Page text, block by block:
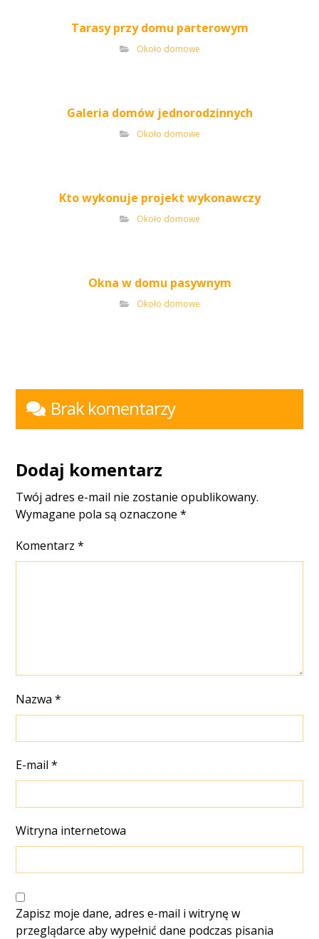
Tarasy przy domu parterowym
Około domowe
Galeria domów jednorodzinnych
Około domowe
Kto wykonuje projekt wykonawczy
Około domowe
Okna w domu pasywnym
Około domowe
Brak komentarzy
Dodaj komentarz
Twój adres e-mail nie zostanie opublikowany.
Wymagane pola są oznaczone*
Komentarz*
Nazwa*
E-mail*
Witryna internetowa
Zapisz moje dane, adres e-mail i witrynę w
przeglądarce aby wypełnić dane podczas pisania